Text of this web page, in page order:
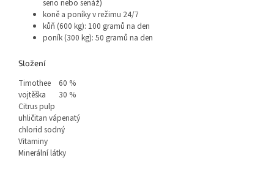
seno nebo senáž)
koně a poníky v režimu 24/7
kůň (600 kg): 100 gramů na den
poník (300 kg): 50 gramů na den
Složení
Timothee
60 %
vojtěška
30 %
Citrus pulp
uhličitan vápenatý
chlorid sodný
Vitaminy
Minerální látky